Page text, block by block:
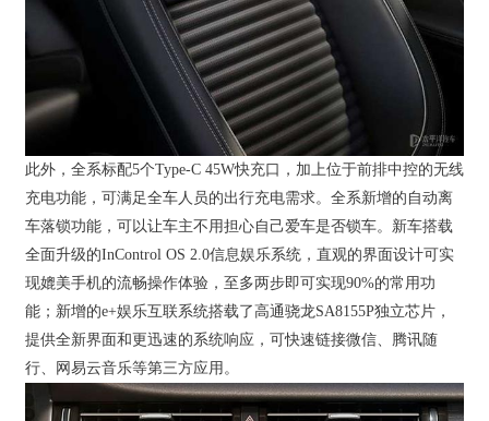
此外，全系标配5个Type-C 45W快充口，加上位于前排中控的无线
充电功能，可满足全车人员的出行充电需求。全系新增的自动离
车落锁功能，可以让车主不用担心自己爱车是否锁车。新车搭载
全面升级的InControl OS 2.0信息娱乐系统，直观的界面设计可实
现媲美手机的流畅操作体验，至多两步即可实现90%的常用功
能；新增的e+娱乐互联系统搭载了高通骁龙SA8155P独立芯片，
提供全新界面和更迅速的系统响应，可快速链接微信、腾讯随
行、网易云音乐等第三方应用。